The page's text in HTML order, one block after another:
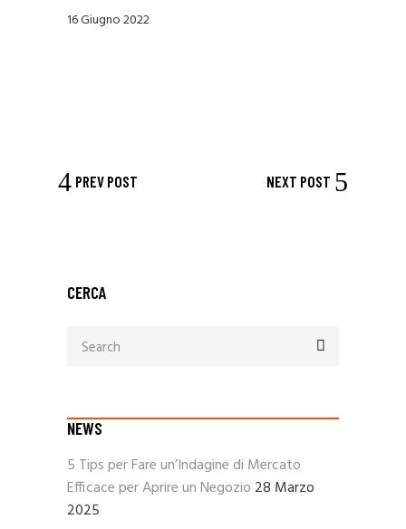
16 Giugno 2022
PREV POST NEXT POST
CERCA
for:
NEWS
5 Tips per Fare un’Indagine di Mercato
Efficace per Aprire un Negozio 28 Marzo
2025